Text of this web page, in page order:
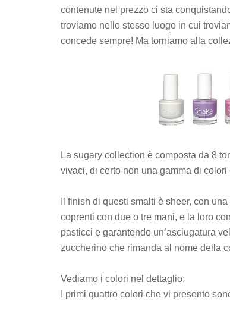
contenute nel prezzo ci sta
troviamo nello stesso luogo in cui
concede sempre! Ma torniamo alla
La sugary collection è composta da 8
vivaci, di certo non una gamma di
Il finish di questi smalti è sheer, con
coprenti con due o tre mani, e la loro
pasticci e garantendo un’asciugatura
zuccherino che rimanda al nome della
Vediamo i colori nel dettaglio:
I primi quattro colori che vi presento